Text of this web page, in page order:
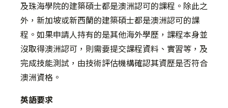
及珠海學院的建築碩士都是澳洲認可的課程。除此之
外，新加坡或新西蘭的建築碩士都是澳洲認可的課
程。如果申請人持有的是其他海外學歷，課程本身並
沒取得澳洲認可，則需要提交課程資料、實習等，及
完成技能測試，由技術評估機構確認其資歷是否符合
澳洲資格。
英語要求